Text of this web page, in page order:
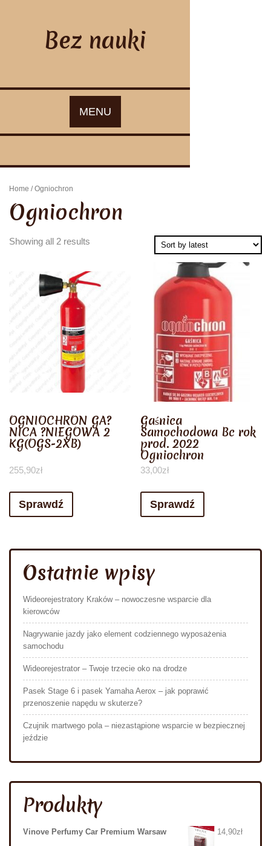
Bez nauki
MENU
Home / Ogniochron
Ogniochron
Showing all 2 results
OGNIOCHRON GA?
NICA ?NIEGOWA 2
KG(OGS-2XB)
255,90zł
Sprawdź
Gaśnica
Samochodowa Bc rok
prod. 2022
Ogniochron
33,00zł
Sprawdź
Ostatnie wpisy
Wideorejestratory Kraków – nowoczesne wsparcie dla
kierowców
Nagrywanie jazdy jako element codziennego wyposażenia
samochodu
Wideorejestrator – Twoje trzecie oko na drodze
Pasek Stage 6 i pasek Yamaha Aerox – jak poprawić
przenoszenie napędu w skuterze?
Czujnik martwego pola – niezastąpione wsparcie w bezpiecznej
jeździe
Produkty
Vinove Perfumy Car Premium Warsaw 14,90zł